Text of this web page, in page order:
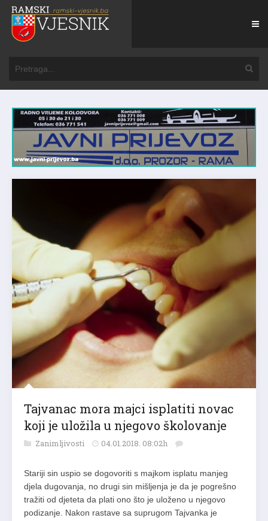
Tajvanac mora majci isplatiti novac
koji je uložila u njegovo školovanje
Zanimljivosti 04.01.2018. 08:02h
Stariji sin uspio se dogovoriti s majkom isplatu manjeg
djela dugovanja, no drugi sin mišljenja je da je pogrešno
tražiti od djeteta da plati ono što je uloženo u njegovo
podizanje. Nakon rastave sa suprugom Tajvanka je